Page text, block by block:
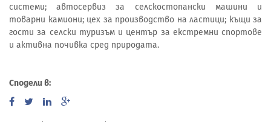
системи; автосервиз за селскостопански машини и
товарни камиони; цех за производство на ластици; къщи за
гости за селски туризъм и център за екстремни спортове
и активна почивка сред природата.
Сподели в: